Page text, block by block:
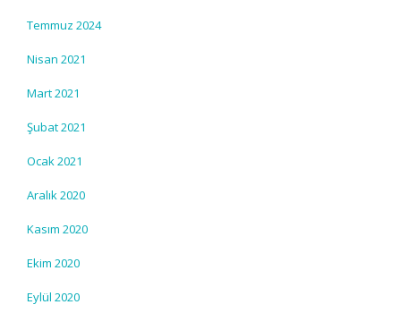
Temmuz 2024
Nisan 2021
Mart 2021
Şubat 2021
Ocak 2021
Aralık 2020
Kasım 2020
Ekim 2020
Eylül 2020